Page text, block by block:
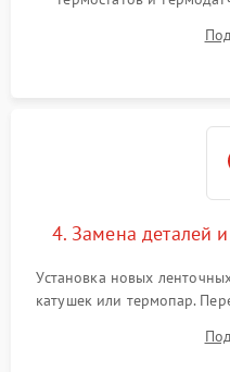
модуля, реле, диодных
индукции). Проверка
4. Замена деталей
Установка новых
катушек или термопар.
дорожек. Очистка